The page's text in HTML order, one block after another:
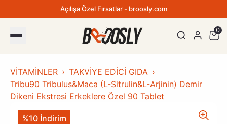
Açılışa Özel Fırsatlar - broosly.com
0
VİTAMİNLER
TAKVİYE EDİCİ GIDA
Tribu90 Tribulus&Maca (L-Sitrulin&L-Arjinin) Demir
Dikeni Ekstresi Erkeklere Özel 90 Tablet
%10 İndirim